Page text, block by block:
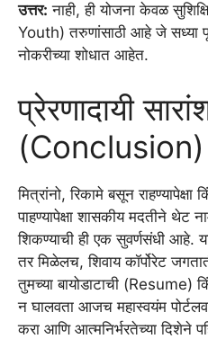
उत्तर: नाही, ही योजना केवळ
Youth) तरुणांसाठी आहे जे सध्या
नोकरीच्या शोधात आहेत.
प्रेरणादायी
(Conclusion)
मित्रांनो, रिकामे बसून
पाहण्यापेक्षा शासकीय मदतीने थेट
शिकण्याची ही एक सुवर्णसंधी आहे.
तर मिळेलच, शिवाय कॉर्पोरेट
तुमच्या बायोडाटाची (Resume)
न घालवता आजच महास्वयंम
करा आणि आत्मनिर्भरतेच्या दिशेने